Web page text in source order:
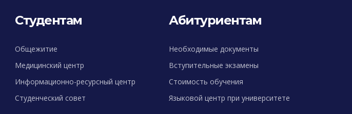
Студентам
Общежитие
Медицинский центр
Информационно-ресурсный центр
Студенческий совет
Абитуриентам
Необходимые документы
Вступительные экзамены
Стоимость обучения
Языковой центр при университете